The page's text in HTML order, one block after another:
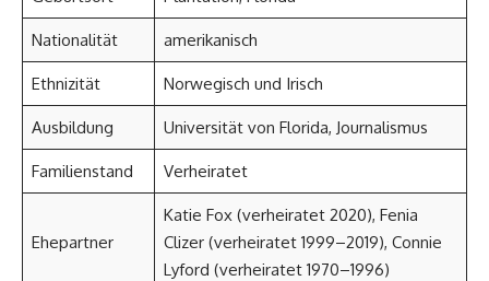
Nationalität amerikanisch
Ethnizität Norwegisch und Irisch
Ausbildung Universität von Florida, Journalismus
Familienstand Verheiratet
Ehepartner
Katie Fox (verheiratet 2020), Fenia
Clizer (verheiratet 1999–2019), Connie
Lyford (verheiratet 1970–1996)